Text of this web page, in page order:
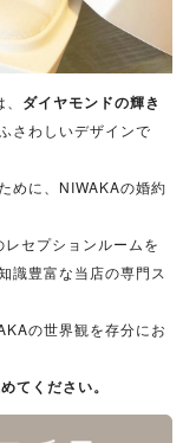
ダイヤモンドの輝き
さわしいデザインで
めに、NIWAKAの婚約
セプションルームを
識豊富な当店の専門ス
の世界観を存分にお
てください。